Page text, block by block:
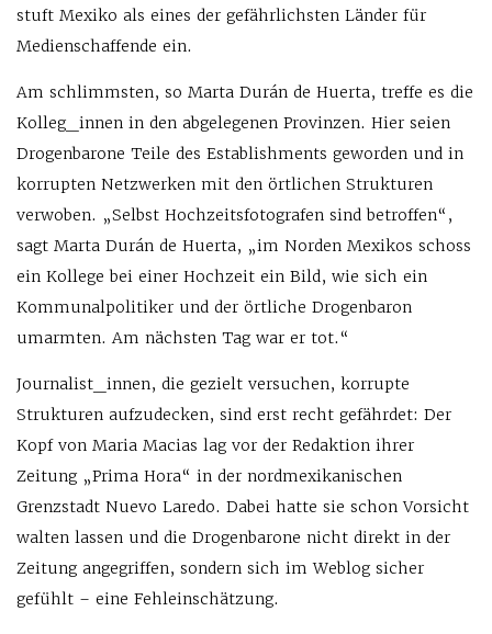
stuft Mexiko als eines der gefährlichsten Länder für
Medienschaffende ein.
Am schlimmsten, so Marta Durán de Huerta, treffe es die
Kolleg_innen in den abgelegenen Provinzen. Hier seien
Drogenbarone Teile des Establishments geworden und in
korrupten Netzwerken mit den örtlichen Strukturen
verwoben. „Selbst Hochzeitsfotografen sind betroffen“,
sagt Marta Durán de Huerta, „im Norden Mexikos schoss
ein Kollege bei einer Hochzeit ein Bild, wie sich ein
Kommunalpolitiker und der örtliche Drogenbaron
umarmten. Am nächsten Tag war er tot.“
Journalist_innen, die gezielt versuchen, korrupte
Strukturen aufzudecken, sind erst recht gefährdet: Der
Kopf von Maria Macias lag vor der Redaktion ihrer
Zeitung „Prima Hora“ in der nordmexikanischen
Grenzstadt Nuevo Laredo. Dabei hatte sie schon Vorsicht
walten lassen und die Drogenbarone nicht direkt in der
Zeitung angegriffen, sondern sich im Weblog sicher
gefühlt – eine Fehleinschätzung.